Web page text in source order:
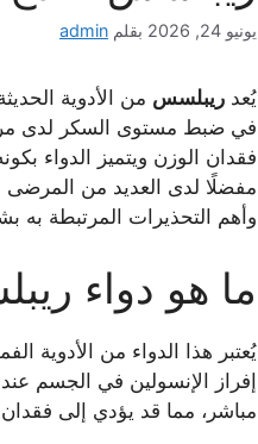
يونيو 24, 2026 بقلم admin
يُعد ريبلسس
في ضبط مستوى السكر لدى
فقدان الوزن ويتميز الدواء
مفضلًا لدى العديد من المرضى
وأهم التحذيرات المرتبطة
ما هو دواء
يُعتبر هذا الدواء من الأدوية
إفراز الإنسولين في الجسم
مباشر، مما قد يؤدي إلى